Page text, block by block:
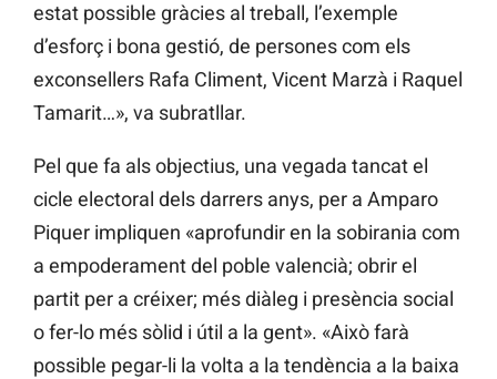
estat possible gràcies al treball, l’exemple
d’esforç i bona gestió, de persones com els
exconsellers Rafa Climent, Vicent Marzà i Raquel
Tamarit…», va subratllar.
Pel que fa als objectius, una vegada tancat el
cicle electoral dels darrers anys, per a Amparo
Piquer impliquen «aprofundir en la sobirania com
a empoderament del poble valencià; obrir el
partit per a créixer; més diàleg i presència social
o fer-lo més sòlid i útil a la gent». «Això farà
possible pegar-li la volta a la tendència a la baixa